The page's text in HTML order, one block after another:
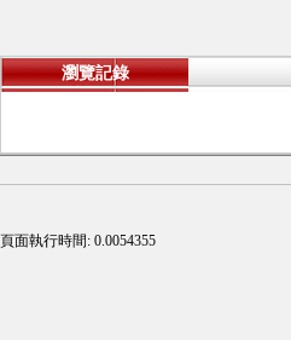
瀏覽記錄
頁面執行時間: 0.0054355